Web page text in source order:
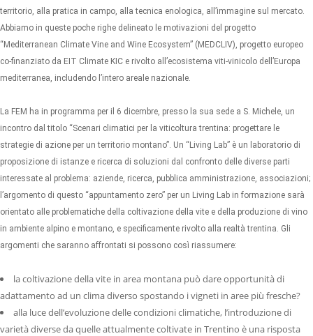
territorio, alla pratica in campo, alla tecnica enologica, all’immagine sul mercato.
Abbiamo in queste poche righe delineato le motivazioni del progetto
“Mediterranean Climate Vine and Wine Ecosystem” (MEDCLIV), progetto europeo
co-finanziato da EIT Climate KIC e rivolto all’ecosistema viti-vinicolo dell’Europa
mediterranea, includendo l’intero areale nazionale.
La FEM ha in programma per il 6 dicembre, presso la sua sede a S. Michele, un
incontro dal titolo “Scenari climatici per la viticoltura trentina: progettare le
strategie di azione per un territorio montano”. Un “Living Lab” è un laboratorio di
proposizione di istanze e ricerca di soluzioni dal confronto delle diverse parti
interessate al problema: aziende, ricerca, pubblica amministrazione, associazioni;
l’argomento di questo “appuntamento zero” per un Living Lab in formazione sarà
orientato alle problematiche della coltivazione della vite e della produzione di vino
in ambiente alpino e montano, e specificamente rivolto alla realtà trentina. Gli
argomenti che saranno affrontati si possono così riassumere:
la coltivazione della vite in area montana può dare opportunità di
adattamento ad un clima diverso spostando i vigneti in aree più fresche?
alla luce dell’evoluzione delle condizioni climatiche, l’introduzione di
varietà diverse da quelle attualmente coltivate in Trentino è una risposta